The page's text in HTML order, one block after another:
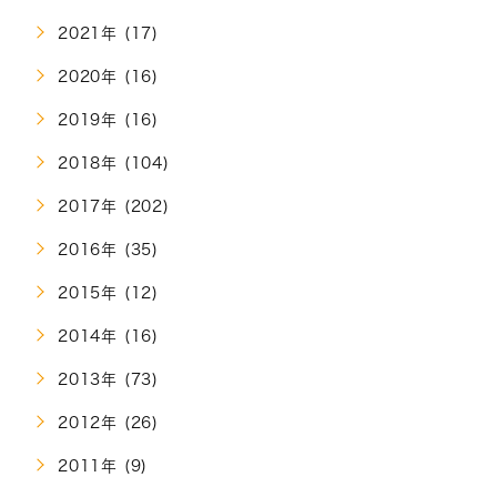
2021年 (17)
2020年 (16)
2019年 (16)
2018年 (104)
2017年 (202)
2016年 (35)
2015年 (12)
2014年 (16)
2013年 (73)
2012年 (26)
2011年 (9)